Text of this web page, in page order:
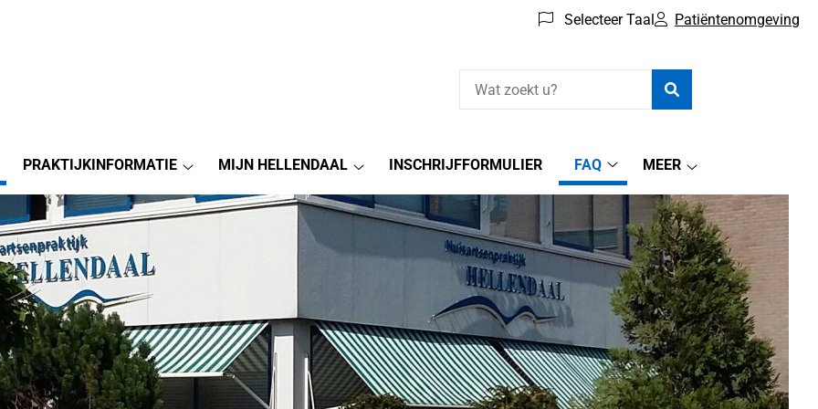
Selecteer Taal Patiëntenomgeving
PRAKTIJKINFORMATIE
submenu
MIJN HELLENDAAL
Hellendaal
submenu
INSCHRIJFFORMULIER
FAQ
FAQ
submenu
MEER
submenu